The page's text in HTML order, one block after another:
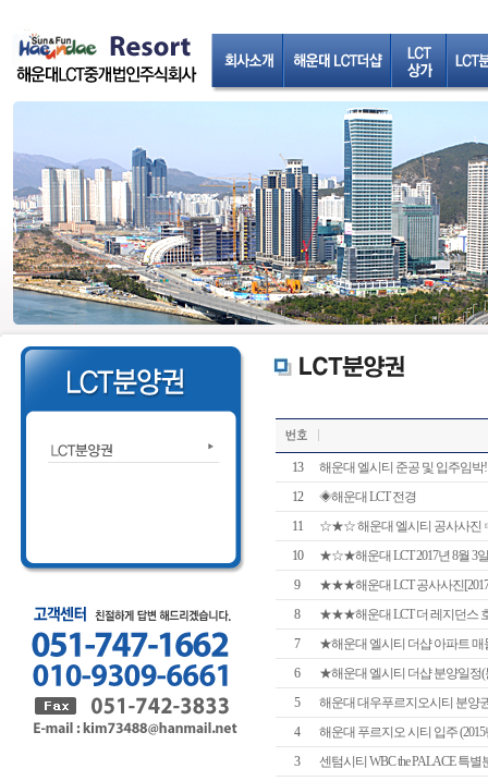
13
해운대 엘시티 준공 및 입주임박
12
◈해운대 LCT 전경
11
☆★☆ 해운대 엘시티 공사사진 ☞
10
★☆★해운대 LCT 2017년 8월
9
★★★해운대 LCT 공사사진
8
★★★해운대 LCT 더 레지던스
7
★해운대 엘시티 더샵 아파트
6
★해운대 엘시티 더샵 분양일정
5
해운대 대우푸르지오시티 분양
4
해운대 푸르지오 시티 입주 (2015
3
센텀시티 WBC the PALACE 특별